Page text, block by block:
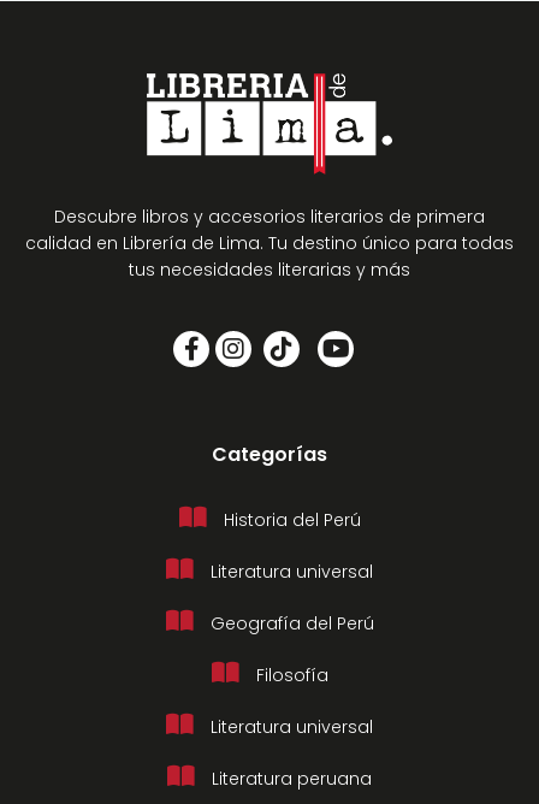
Descubre libros y accesorios literarios de primera
calidad en Librería de Lima. Tu destino único para todas
tus necesidades literarias y más
Categorías
Historia del Perú
Literatura universal
Geografía del Perú
Filosofía
Literatura universal
Literatura peruana